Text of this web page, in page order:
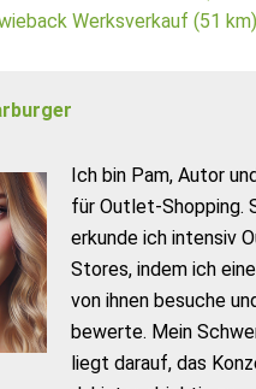
Werksverkauf (51 km)
Ich bin Pam, Autor
für Outlet-Shopping.
erkunde ich intensiv
Stores, indem ich
von ihnen besuche
bewerte. Mein
liegt darauf, das